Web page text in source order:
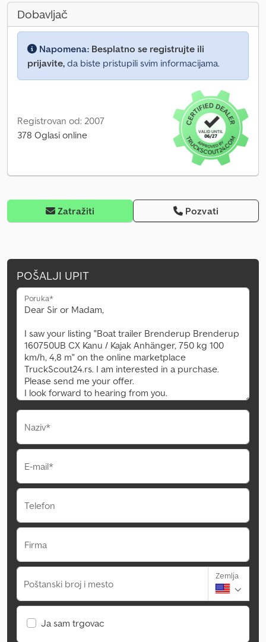
Dobavljač
Napomena: Besplatno se registrujte ili
prijavite, da biste pristupili svim informacijama.
Registrovan od: 2007
378 Oglasi online
Zatražiti Pozvati
POŠALJI UPIT
Poruka*
Naziv*
E-mail*
Telefon
Firma
Poštanski broj i mesto
Zemlja
Ja sam trgovac